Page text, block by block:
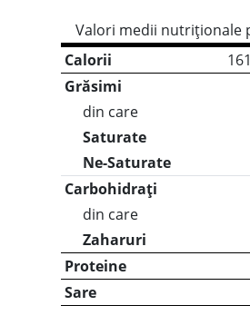
Valori medii nutriționale
Calorii
Grăsimi
din care
Saturate
Ne-Saturate
Carbohidrați
din care
Zaharuri
Proteine
Sare